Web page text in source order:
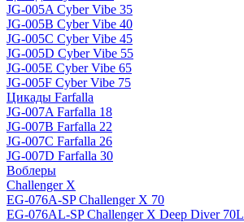
JG-005A Cyber Vibe 35
JG-005B Cyber Vibe 40
JG-005C Cyber Vibe 45
JG-005D Cyber Vibe 55
JG-005E Cyber Vibe 65
JG-005F Cyber Vibe 75
Цикады Farfalla
JG-007A Farfalla 18
JG-007B Farfalla 22
JG-007C Farfalla 26
JG-007D Farfalla 30
Воблеры
Challenger X
EG-076A-SP Challenger X 70
EG-076AL-SP Challenger X Deep Diver 70L